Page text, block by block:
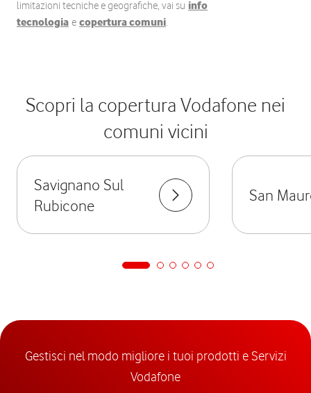
limitazioni tecniche e geografiche, vai su info
tecnologia e copertura comuni.
Scopri la copertura Vodafone nei
comuni vicini
Savignano Sul
Rubicone
San
Gestisci nel modo migliore i tuoi prodotti e Servizi
Vodafone